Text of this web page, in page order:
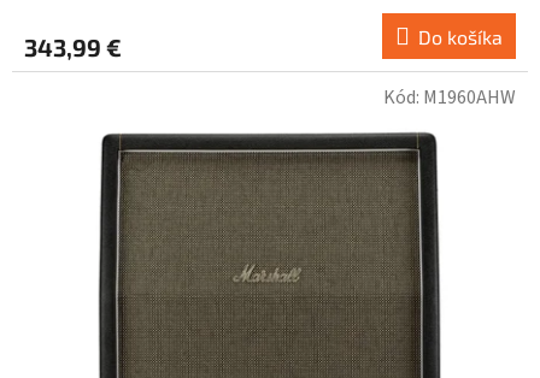
343,99 € Do košíka
Kód: M1960AHW